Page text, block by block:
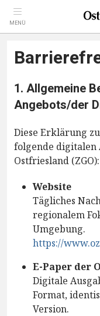
MENÜ
1. Allgemeine
Angebots/der
Diese Erklärung
folgende digitalen
Ostfriesland (ZGO):
Website
Tägliches
regionalem
Umgebung.
https://
E-Paper der
Digitale
Format,
Version.